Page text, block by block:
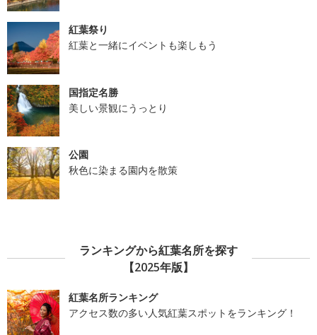
紅葉祭り
紅葉と一緒にイベントも楽しもう
国指定名勝
美しい景観にうっとり
公園
秋色に染まる園内を散策
ランキングから紅葉名所を探す
【2025年版】
紅葉名所ランキング
アクセス数の多い人気紅葉スポットをランキング！